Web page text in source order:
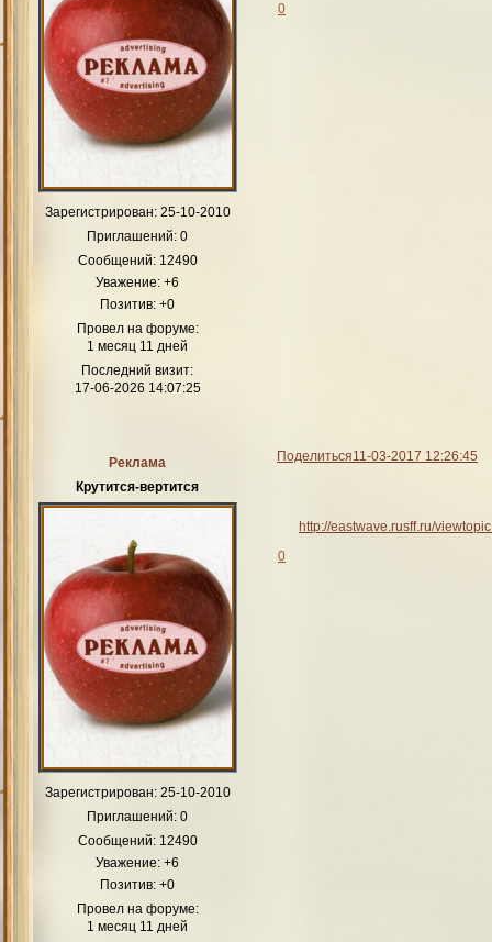
Зарегистрирован: 25-10-2010
Приглашений: 0
Сообщений:12490
Уважение: +6
Позитив: +0
Провел на форуме:
1 месяц 11 дней
Последний визит:
17-06-2026 14:07:25
0
Поделиться11-03-2017 12:26:45
Реклама
Крутится-вертится
Зарегистрирован: 25-10-2010
Приглашений: 0
Сообщений:12490
Уважение: +6
Позитив: +0
Провел на форуме:
1 месяц 11 дней
http://eastwave.rusff.ru/
0